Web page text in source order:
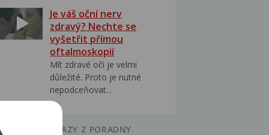
Je váš oční nerv
zdravý? Nechte se
vyšetřit přímou
oftalmoskopií
Mít zdravé oči je velmi
důležité. Proto je nutné
nepodceňovat...
DOTAZY Z PORADNY